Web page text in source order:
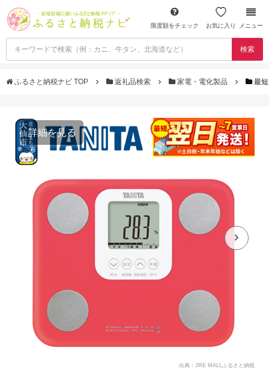
限度額をチェック お気に入り メニュー
検索
ふるさと納税ナビ TOP 返礼品検索 家電・電化製品 最
詳細を見る
出典：JRE MALLふるさと納税